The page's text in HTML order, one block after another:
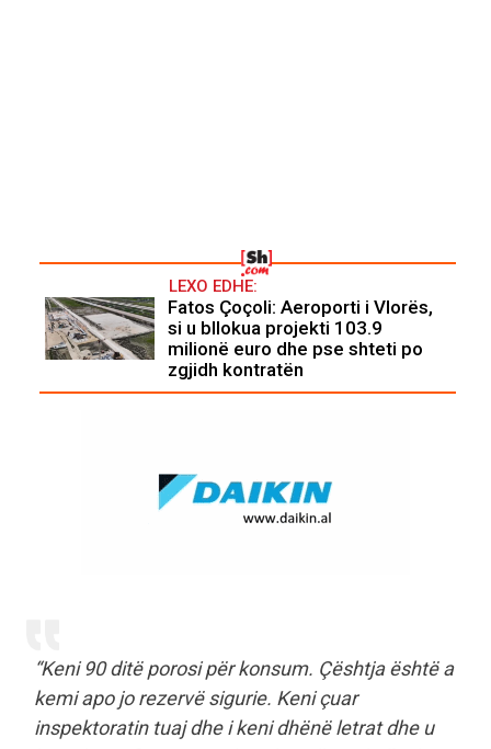
LEXO EDHE:
Fatos Çoçoli: Aeroporti i Vlorës,
si u bllokua projekti 103.9
milionë euro dhe pse shteti po
zgjidh kontratën
“Keni 90 ditë porosi për konsum. Çështja është a
kemi apo jo rezervë sigurie. Keni çuar
inspektoratin tuaj dhe i keni dhënë letrat dhe u